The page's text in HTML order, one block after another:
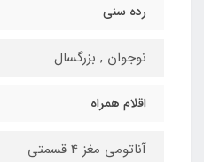
رده سنی
نوجوان , بزرگسال
اقلام همراه
آناتومی مغز 4 قسمتی